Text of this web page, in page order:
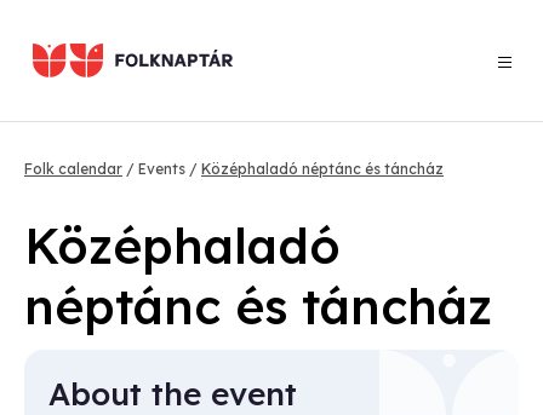
main
content
Breadcrumb
Folk calendar Events Középhaladó néptánc és táncház
Középhaladó
néptánc és táncház
About the event